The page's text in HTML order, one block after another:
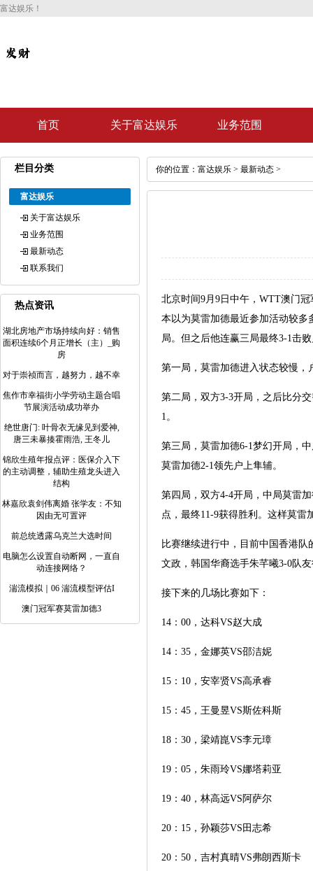
富达娱乐！
首页 关于富达娱乐 业务范围
栏目分类
富达娱乐
关于富达娱乐
业务范围
最新动态
联系我们
热点资讯
湖北房地产市场持续向好：销售
面积连续6个月正增长（主）_购
房
对于崇祯而言，越努力，越不幸
焦作市幸福街小学劳动主题合唱
节展演活动成功举办
绝世唐门: 叶骨衣无缘见到爱神,
唐三未暴揍霍雨浩, 王冬儿
锦欣生殖年报点评：医保介入下
的主动调整，辅助生殖龙头进入
结构
林嘉欣袁剑伟离婚 张学友：不知
因由无可置评
前总统透露乌克兰大选时间
电脑怎么设置自动断网，一直自
动连接网络？
湍流模拟｜06 湍流模型评估I
澳门冠军赛莫雷加德3
你的位置： 富达娱乐 > 最新动态 >
北京时间9月9日中午，WTT澳门
本以为莫雷加德最近参加活动较多
局。但之后他连赢三局最终3-1击
第一局，莫雷加德进入状态较慢，
第二局，双方3-3开局，之后比分
1。
第三局，莫雷加德6-1梦幻开局，
莫雷加德2-1领先户上隼辅。
第四局，双方4-4开局，中局莫雷
点，最终11-9获得胜利。这样莫雷
比赛继续进行中，目前中国香港
文政，韩国华裔选手朱芊曦3-0队
接下来的几场比赛如下：
14：00，达科VS赵大成
14：35，金娜英VS邵洁妮
15：10，安宰贤VS高承睿
15：45，王曼昱VS斯佐科斯
18：30，梁靖崑VS李元璋
19：05，朱雨玲VS娜塔莉亚
19：40，林高远VS阿萨尔
20：15，孙颖莎VS田志希
20：50，吉村真晴VS弗朗西斯卡